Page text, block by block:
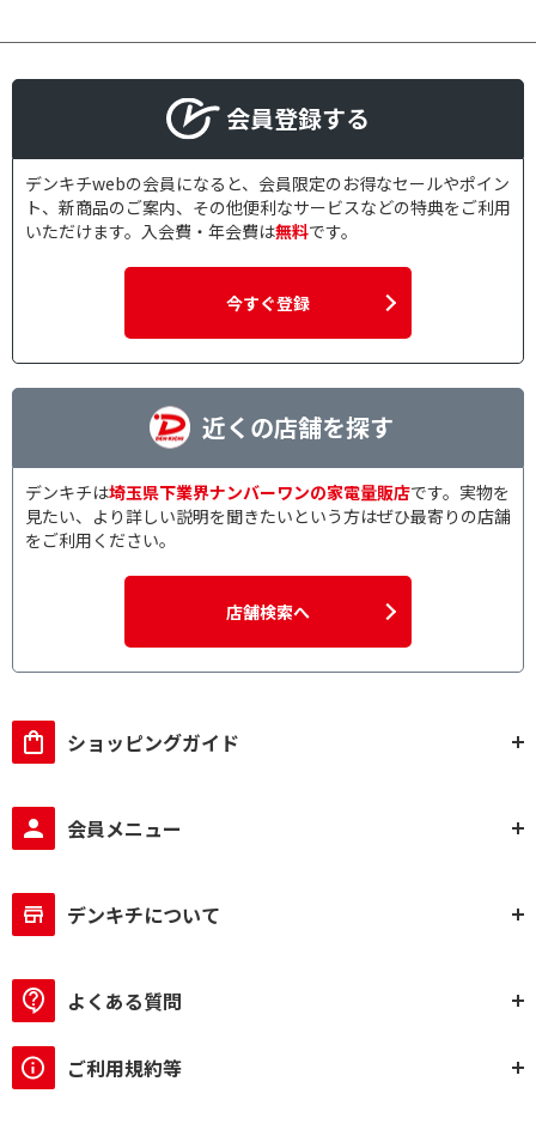
会員登録する
デンキチwebの会員になると、会員限定のお得なセールやポイン
ト、新商品のご案内、その他便利なサービスなどの特典をご利用
いただけます。入会費・年会費は無料です。
今すぐ登録
近くの店舗を探す
デンキチは埼玉県下業界ナンバーワンの家電量販店です。実物を
見たい、より詳しい説明を聞きたいという方はぜひ最寄りの店舗
をご利用ください。
店舗検索へ
ショッピングガイド
会員メニュー
デンキチについて
よくある質問
ご利用規約等